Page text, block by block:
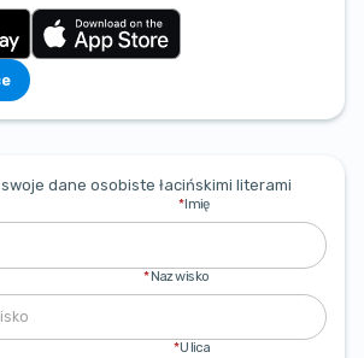
dane osobiste łacińskimi literami
Imię
*
Nazwisko
*
Ulica
*